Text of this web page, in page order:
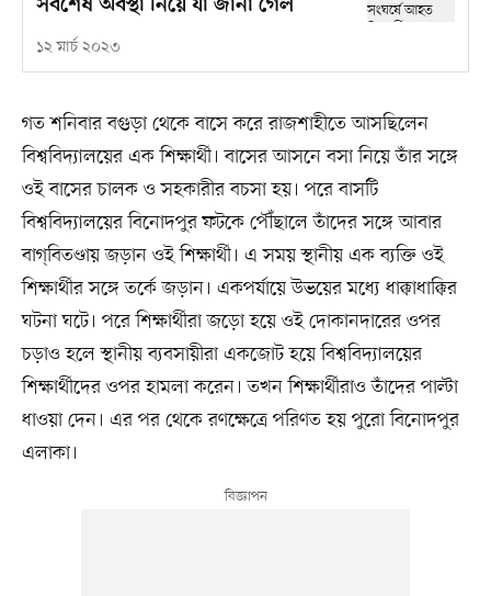
সর্বশেষ অবস্থা নিয়ে যা জানা গেল
১২ মার্চ ২০২৩
গত শনিবার বগুড়া থেকে বাসে করে রাজশাহীতে আসছিলেন
বিশ্ববিদ্যালয়ের এক শিক্ষার্থী। বাসের আসনে বসা নিয়ে তাঁর সঙ্গে
ওই বাসের চালক ও সহকারীর বচসা হয়। পরে বাসটি
বিশ্ববিদ্যালয়ের বিনোদপুর ফটকে পৌঁছালে তাঁদের সঙ্গে আবার
বাগ্‌বিতণ্ডায় জড়ান ওই শিক্ষার্থী। এ সময় স্থানীয় এক ব্যক্তি ওই
শিক্ষার্থীর সঙ্গে তর্কে জড়ান। একপর্যায়ে উভয়ের মধ্যে ধাক্কাধাক্কির
ঘটনা ঘটে। পরে শিক্ষার্থীরা জড়ো হয়ে ওই দোকানদারের ওপর
চড়াও হলে স্থানীয় ব্যবসায়ীরা একজোট হয়ে বিশ্ববিদ্যালয়ের
শিক্ষার্থীদের ওপর হামলা করেন। তখন শিক্ষার্থীরাও তাঁদের পাল্টা
ধাওয়া দেন। এর পর থেকে রণক্ষেত্রে পরিণত হয় পুরো বিনোদপুর
এলাকা।